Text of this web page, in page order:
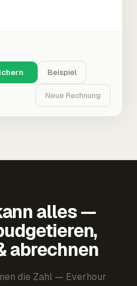
Beispiel
Neue Rechnung
alles —
abrechnen
die Zahl — Everhour